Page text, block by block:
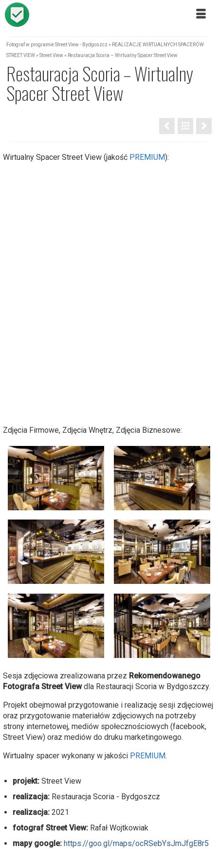
Fotograf w programie Street View - Bydgoszcz » REALIZACJE WIRTUALNYCH SPACERÓW
STREET VIEW» Street View » Restauracja Scoria – Wirtualny Spacer Street View
Restauracja Scoria – Wirtualny
Spacer Street View
Wirtualny Spacer Street View (jakość PREMIUM):
Zdjęcia Firmowe, Zdjęcia Wnętrz, Zdjęcia Biznesowe:
Sesja zdjęciowa zrealizowana przez Rekomendowanego
Fotografa Street Viewdla Restauracji Scoria w Bydgoszczy.
Projekt obejmował przygotowanie i realizację sesji zdjęciowej
oraz przygotowanie materiałów zdjęciowych na potrzeby
strony internetowej, mediów społecznościowych (facebook,
Street View) oraz mediów do druku marketingowego.
Wirtualny spacer wykonany w jakości PREMIUM.
projekt: Street View
realizacja: Restauracja Scoria - Bydgoszcz
realizacja: 2021
fotograf Street View: Rafał Wojtkowiak
mapy google: https://goo.gl/maps/ocRSebYsJmJfgE8r5